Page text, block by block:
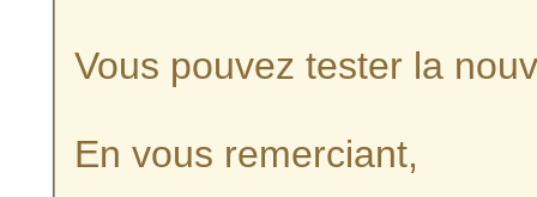
Vous pouvez tester la
En vous remerciant,